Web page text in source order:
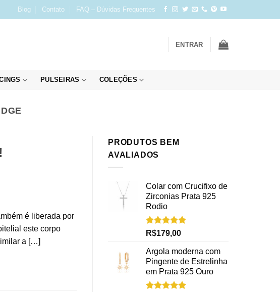
Blog Contato FAQ – Dúvidas Frequentes
ENTRAR
PULSEIRAS COLEÇÕES
é liberada por
este corpo
a […]
PRODUTOS BEM
AVALIADOS
Colar com Crucifixo de
Zirconias Prata 925
Rodio
Avaliação
R$179,00
Argola moderna com
Pingente de Estrelinha
em Prata 925 Ouro